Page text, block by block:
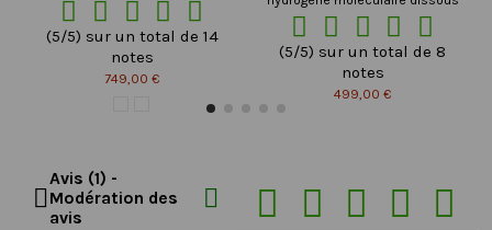
    
(5/5) sur un total de 14
notes
749,00 €
    
(5/5) sur un total de 8
notes
499,00 €

Avis (1) -
Modération des
avis
     